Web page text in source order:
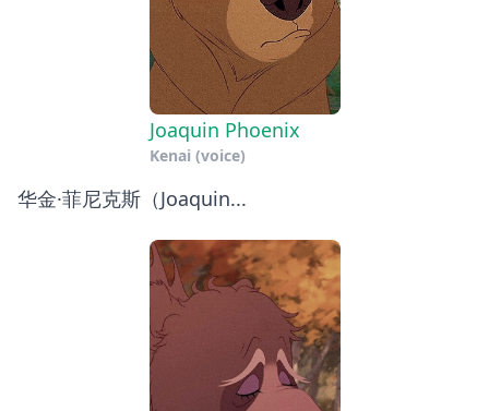
Joaquin Phoenix
Kenai (voice)
华金·菲尼克斯（Joaquin...